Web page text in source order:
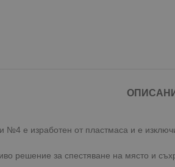
№4 е изработен от пластмаса и е
решение за спестяване на място и